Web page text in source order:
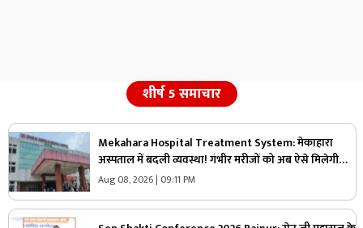
शीर्ष 5 समाचार
Mekahara Hospital Treatment System: मेकाहारा
अस्पताल में बदली व्यवस्था! गंभीर मरीजों को अब ऐसे मिलेगी
इमरजेंसी वार्ड में एंट्री, यहां होगी शुरुआती जांच
Aug 08, 2026 | 09:11 PM